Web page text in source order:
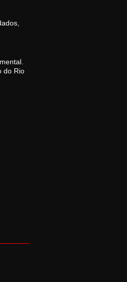
do Rio